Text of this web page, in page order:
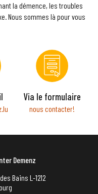
la démence, les troubles
Nous sommes là pour vous
Via le formulaire
nous contacter!
Demenz
Bains L-1212